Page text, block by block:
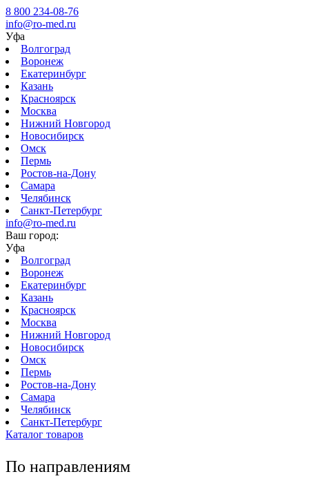
8 800 234-08-76
info@ro-med.ru
Уфа
Волгоград
Воронеж
Екатеринбург
Казань
Красноярск
Москва
Нижний Новгород
Новосибирск
Омск
Пермь
Ростов-на-Дону
Самара
Челябинск
Санкт-Петербург
info@ro-med.ru
Ваш город:
Уфа
Волгоград
Воронеж
Екатеринбург
Казань
Красноярск
Москва
Нижний Новгород
Новосибирск
Омск
Пермь
Ростов-на-Дону
Самара
Челябинск
Санкт-Петербург
Каталог товаров
По направлениям